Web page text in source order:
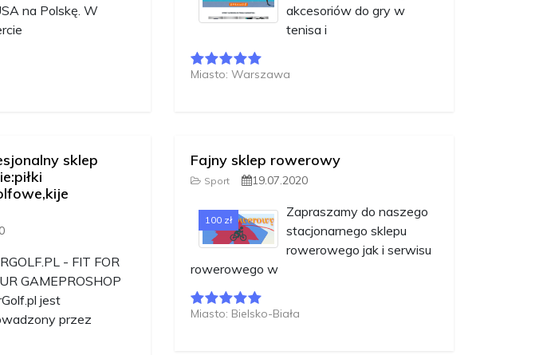
na Polskę. W
akcesoriów do gry w
tenisa i
Miasto: Warszawa
sklep
- FIT FOR
GAMEPROSHOP
jest
przez
Fajny sklep rowerowy
Sport 19.07.2020
100 zł
Zapraszamy do naszego
stacjonarnego sklepu
rowerowego jak i serwisu
rowerowego w
Miasto: Bielsko-Biała